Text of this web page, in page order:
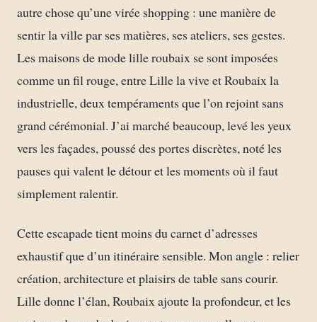
autre chose qu’une virée shopping : une manière de
sentir la ville par ses matières, ses ateliers, ses gestes.
Les maisons de mode lille roubaix se sont imposées
comme un fil rouge, entre Lille la vive et Roubaix la
industrielle, deux tempéraments que l’on rejoint sans
grand cérémonial. J’ai marché beaucoup, levé les yeux
vers les façades, poussé des portes discrètes, noté les
pauses qui valent le détour et les moments où il faut
simplement ralentir.
Cette escapade tient moins du carnet d’adresses
exhaustif que d’un itinéraire sensible. Mon angle : relier
création, architecture et plaisirs de table sans courir.
Lille donne l’élan, Roubaix ajoute la profondeur, et les